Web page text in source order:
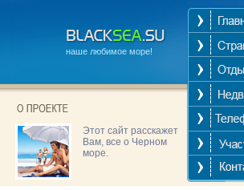
наше любимое море!
Этот сайт расскажет
Вам, все о Черном
море.